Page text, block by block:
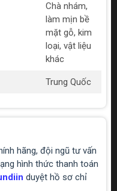
Chà nhám,
làm mịn bề
mặt gỗ, kim
loại, vật liệu
khác
Trung Quốc
hãng, đội ngũ tư vấn
hình thức thanh toán
duyệt hồ sơ chỉ